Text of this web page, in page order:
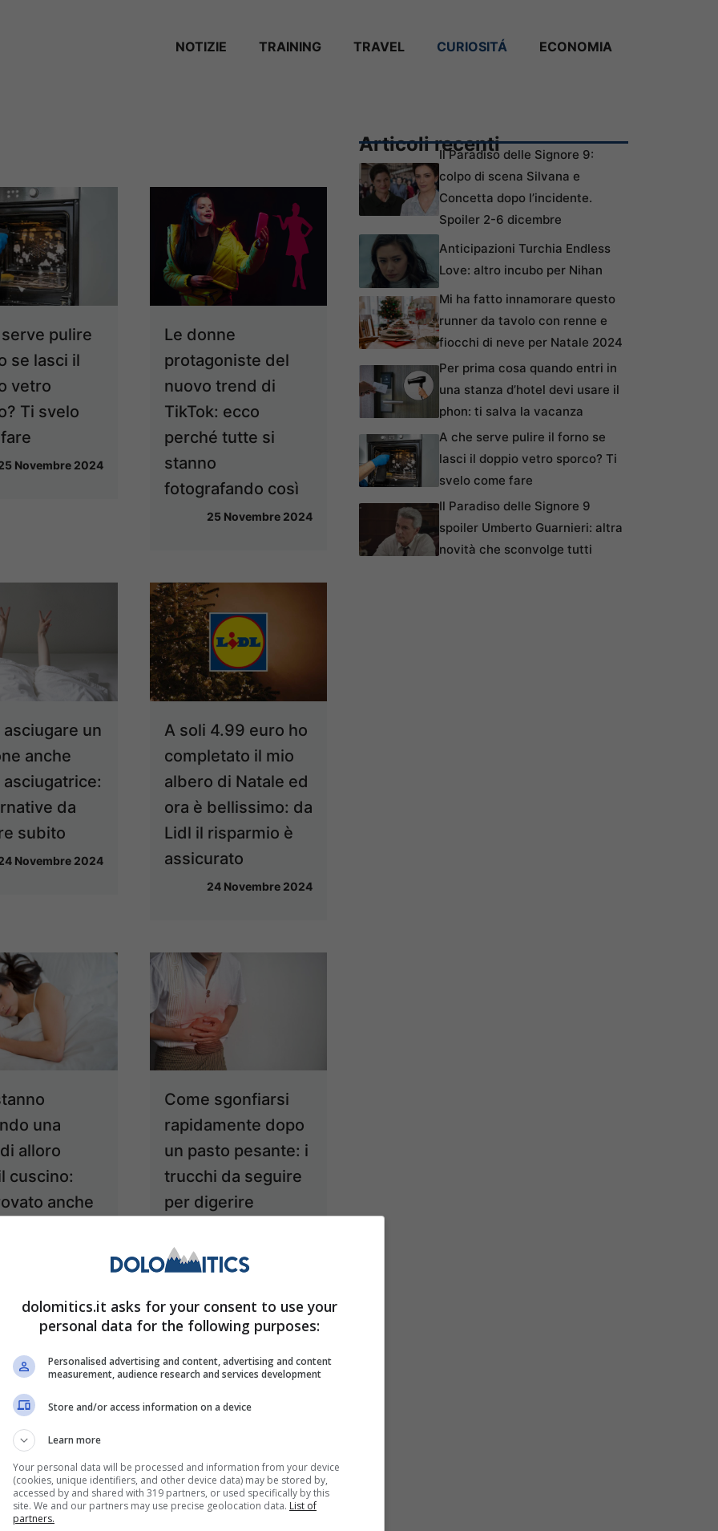
NOTIZIE TRAINING TRAVEL CURIOSITÁ ECONOMIA
pulire
se lasci il
vetro
Ti svelo
Novembre 2024
Le donne
protagoniste del
nuovo trend di
TikTok: ecco
perché tutte si
stanno
fotografando così
25 Novembre 2024
asciugare un
anche
asciugatrice:
da
subito
Novembre 2024
A soli 4.99 euro ho
completato il mio
albero di Natale ed
ora è bellissimo: da
Lidl il risparmio è
assicurato
24 Novembre 2024
una
alloro
cuscino:
anche
funzionato
Come sgonfiarsi
rapidamente dopo
un pasto pesante: i
trucchi da seguire
per digerire
23 Novembre 2024
a
un
La tua pelle
Articoli recentiIl Paradiso delle Signore 9:
colpo di scena Silvana e
Concetta dopo l’incidente.
Spoiler 2-6 dicembre
Anticipazioni Turchia Endless
Love: altro incubo per Nihan
Mi ha fatto innamorare questo
runner da tavolo con renne e
fiocchi di neve per Natale 2024
Per prima cosa quando entri in
una stanza d’hotel devi usare il
phon: ti salva la vacanza
A che serve pulire il forno se
lasci il doppio vetro sporco? Ti
svelo come fare
Il Paradiso delle Signore 9
spoiler Umberto Guarnieri: altra
novità che sconvolge tutti
dolomitics.it asks for your consent to use your
personal data for the following purposes:
Personalised advertising and content, advertising and content
measurement, audience research and services development
Store and/or access information on a device
Learn more
Your personal data will be processed and information from your device
(cookies, unique identifiers, and other device data) may be stored by,
accessed by and shared with 319 partners, or used specifically by this
site. We and our partners may use precise geolocation data. List of
partners.